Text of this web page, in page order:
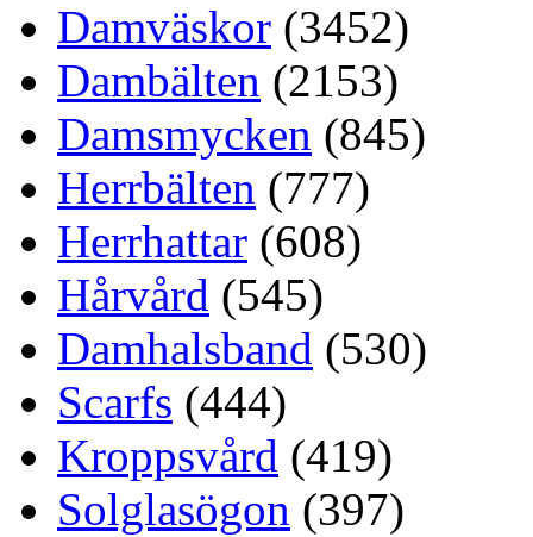
Damväskor (3452)
Dambälten (2153)
Damsmycken (845)
Herrbälten (777)
Herrhattar (608)
Hårvård (545)
Damhalsband (530)
Scarfs (444)
Kroppsvård (419)
Solglasögon (397)